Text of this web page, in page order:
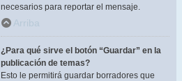
necesarios para reportar el mensaje.
Arriba
¿Para qué sirve el botón “Guardar” en la
publicación de temas?
Esto le permitirá guardar borradores que